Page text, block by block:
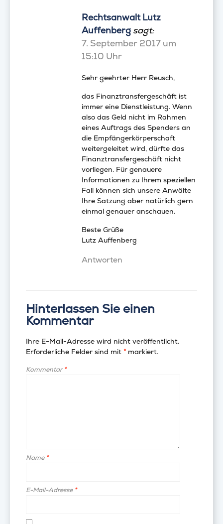
Rechtsanwalt Lutz
Auffenberg sagt:
7. September 2017 um
15:10 Uhr
Sehr geehrter Herr Reusch,
das Finanztransfergeschäft ist
immer eine Dienstleistung. Wenn
also das Geld nicht im Rahmen
eines Auftrags des Spenders an
die Empfängerkörperschaft
weitergeleitet wird, dürfte das
Finanztransfergeschäft nicht
vorliegen. Für genauere
Informationen zu Ihrem speziellen
Fall können sich unsere Anwälte
Ihre Satzung aber natürlich gern
einmal genauer anschauen.
Beste Grüße
Lutz Auffenberg
Antworten
Hinterlassen Sie einen
Kommentar
Ihre E-Mail-Adresse wird nicht veröffentlicht.
Erforderliche Felder sind mit *markiert.
Kommentar*
Name *
E-Mail-Adresse *